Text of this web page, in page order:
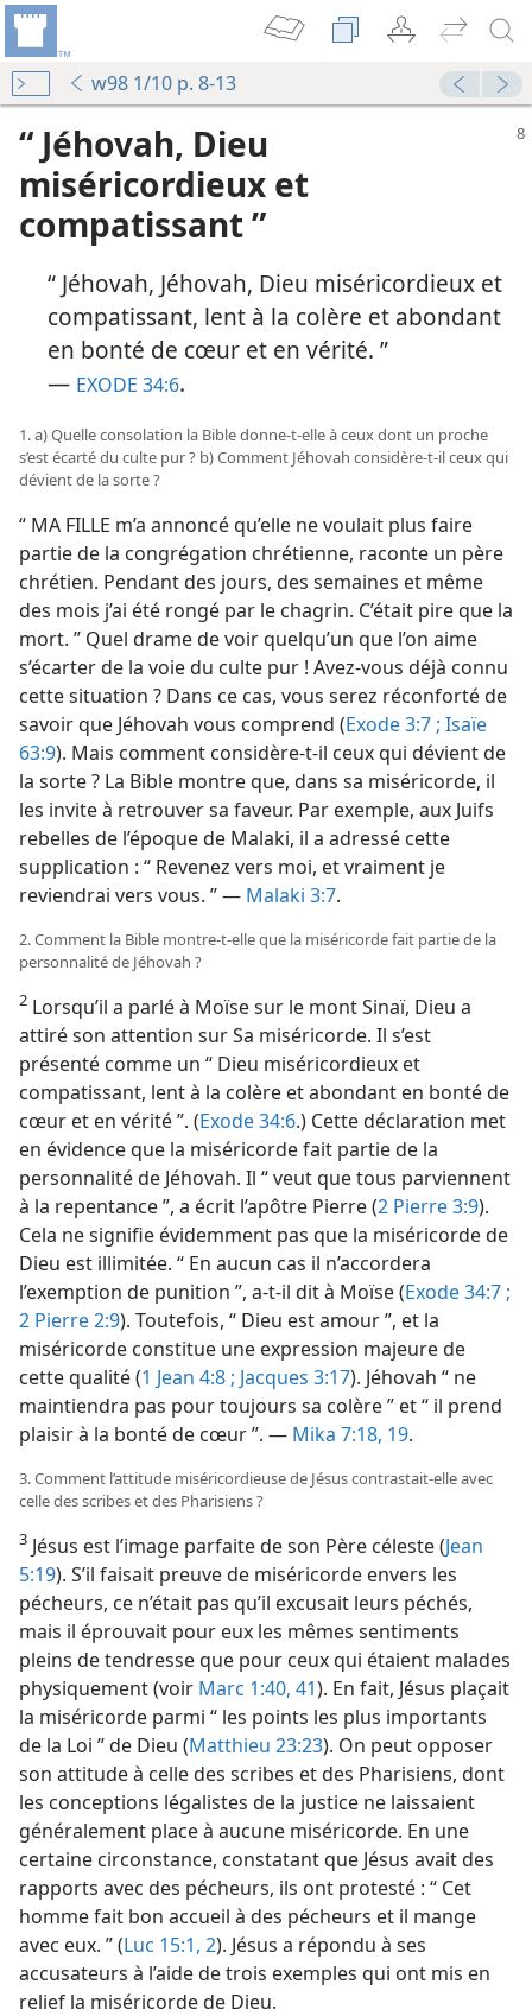
w98 1/10 p. 8-13
“ Jéhovah, Dieu
miséricordieux et
compatissant ”
“ Jéhovah, Jéhovah, Dieu miséricordieux et
compatissant, lent à la colère et abondant
en bonté de cœur et en vérité. ”
— EXODE 34:6.
1. a) Quelle consolation la Bible donne-​t-​elle à ceux dont un proche
s’est écarté du culte pur ? b) Comment Jéhovah considère-​t-​il ceux qui
dévient de la sorte ?
“ MA FILLE m’a annoncé qu’elle ne voulait plus faire
partie de la congrégation chrétienne, raconte un père
chrétien. Pendant des jours, des semaines et même
des mois j’ai été rongé par le chagrin. C’était pire que la
mort. ” Quel drame de voir quelqu’un que l’on aime
s’écarter de la voie du culte pur ! Avez-​vous déjà connu
cette situation ? Dans ce cas, vous serez réconforté de
savoir que Jéhovah vous comprend (Exode 3:7 ; Isaïe
63:9). Mais comment considère-​t-​il ceux qui dévient de
la sorte ? La Bible montre que, dans sa miséricorde, il
les invite à retrouver sa faveur. Par exemple, aux Juifs
rebelles de l’époque de Malaki, il a adressé cette
supplication : “ Revenez vers moi, et vraiment je
reviendrai vers vous. ” — Malaki 3:7.
2. Comment la Bible montre-​t-​elle que la miséricorde fait partie de la
personnalité de Jéhovah ?
2 Lorsqu’il a parlé à Moïse sur le mont Sinaï, Dieu a
attiré son attention sur Sa miséricorde. Il s’est
présenté comme un “ Dieu miséricordieux et
compatissant, lent à la colère et abondant en bonté de
cœur et en vérité ”. (Exode 34:6.) Cette déclaration met
en évidence que la miséricorde fait partie de la
personnalité de Jéhovah. Il “ veut que tous parviennent
à la repentance ”, a écrit l’apôtre Pierre (2 Pierre 3:9).
Cela ne signifie évidemment pas que la miséricorde de
Dieu est illimitée. “ En aucun cas il n’accordera
l’exemption de punition ”, a-​t-​il dit à Moïse (Exode 34:7 ;
2 Pierre 2:9). Toutefois, “ Dieu est amour ”, et la
miséricorde constitue une expression majeure de
cette qualité (1 Jean 4:8 ; Jacques 3:17). Jéhovah “ ne
maintiendra pas pour toujours sa colère ” et “ il prend
plaisir à la bonté de cœur ”. — Mika 7:18, 19.
3. Comment l’attitude miséricordieuse de Jésus contrastait-​elle avec
celle des scribes et des Pharisiens ?
3 Jésus est l’image parfaite de son Père céleste (Jean
5:19). S’il faisait preuve de miséricorde envers les
pécheurs, ce n’était pas qu’il excusait leurs péchés,
mais il éprouvait pour eux les mêmes sentiments
pleins de tendresse que pour ceux qui étaient malades
physiquement (voir Marc 1:40, 41). En fait, Jésus plaçait
la miséricorde parmi “ les points les plus importants
de la Loi ” de Dieu (Matthieu 23:23). On peut opposer
son attitude à celle des scribes et des Pharisiens, dont
les conceptions légalistes de la justice ne laissaient
généralement place à aucune miséricorde. En une
certaine circonstance, constatant que Jésus avait des
rapports avec des pécheurs, ils ont protesté : “ Cet
homme fait bon accueil à des pécheurs et il mange
avec eux. ” (Luc 15:1, 2). Jésus a répondu à ses
accusateurs à l’aide de trois exemples qui ont mis en
relief la miséricorde de Dieu.